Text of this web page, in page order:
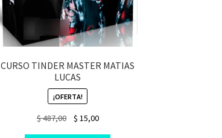
CURSO TINDER MASTER MATIAS
LUCAS
¡OFERTA!
$487,00
Original
$ 15,00Current